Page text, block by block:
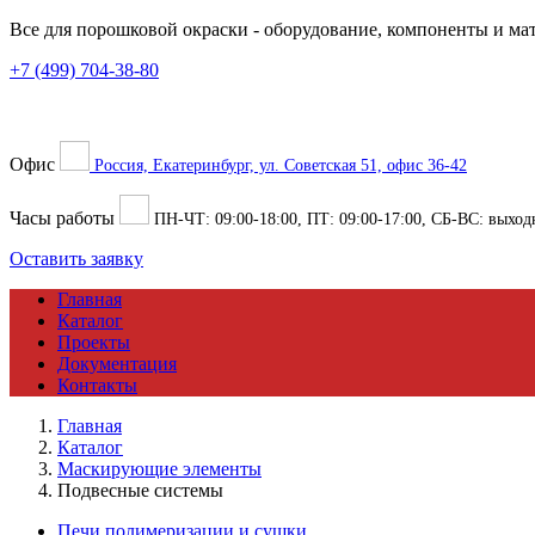
Все для порошковой окраски - оборудование, компоненты и
+7 (499) 704-38-80
Офис Россия, Екатеринбург, ул. Советская 51, офис 36-42
Часы работы ПН-ЧТ: 09:00-18:00 , ПТ: 09:00-17:00 , СБ-ВС:
Оставить заявку
Главная
Каталог
Проекты
Документация
Контакты
Главная
Каталог
Маскирующие элементы
Подвесные системы
Печи полимеризации и сушки